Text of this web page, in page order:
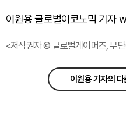
이원용 글로벌이코노믹 기자
<저작권자 © 글로벌게이머즈, 무
이원용 기자의 다